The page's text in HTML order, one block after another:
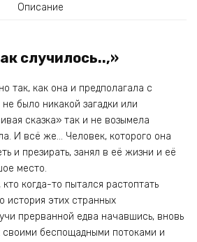
Описание
случилось..,»
так, как она и предполагала с
было никакой загадки или
сказка» так и не возымела
И всё же… Человек, которого она
и презирать, занял в её жизни и её
место.
когда-то пытался растоптать
история этих странных
прерванной едва начавшись, вновь
своими беспощадными потоками и